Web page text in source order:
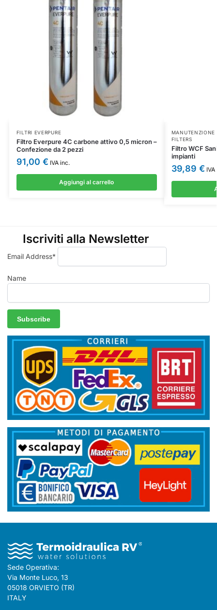
FILTRI EVERPURE
Filtro Everpure 4C carbone attivo 0,5 micron –
Confezione da 2 pezzi
91,00 € IVA inc.
Aggiungi al carrello
FILTERS
Filtro WCF
impianti
39,89 €
Iscriviti alla Newsletter
Email Address*
Name
Sede Operativa:
Via Monte Luco, 13
05018 ORVIETO (TR)
ITALY